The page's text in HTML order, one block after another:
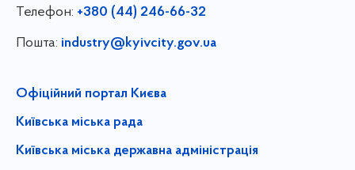
Телефон: +380 (44) 246-66-32
Пошта: industry@kyivcity.gov.ua
Офіційний портал Києва
Київська міська рада
Київська міська державна адміністрація